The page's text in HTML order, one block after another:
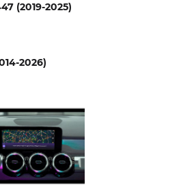
2026)
(2019-2025)